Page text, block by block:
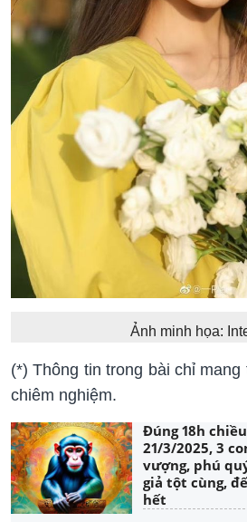
Ảnh minh họa:
(*) Thông tin trong bài chỉ
chiêm nghiệm.
Đúng 18h
21/3/2025, 3
vượng, phú
giả tột cùng,
hết